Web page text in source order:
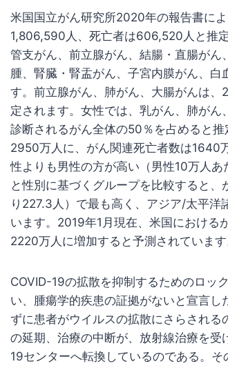
米国国立がん研究所2020年の報告書に
1,806,590人、死亡者は606,520人と推
管支がん、前立腺がん、結腸・直腸が
腫、腎臓・腎盂がん、子宮内膜がん、
す。前立腺がん、肺がん、大腸がんは
定されます。女性では、乳がん、肺が
診断されるがん全体の50％を占めると
2950万人に、がん関連死亡者数は1640
性よりも男性の方が高い（男性10万人
と性別に基づくグループを比較すると
り227.3人）で最も高く、アジア/太平
います。2019年1月現在、米国におけ
2220万人に増加すると予測されています
COVID-19の拡散を抑制するためのロッ
い、腫瘍学的疾患の証拠がないと宣言
ずに患者がウイルスの拡散にさらされ
の延期、治療の中断が、放射線治療を
19センターへ転換しているのである。